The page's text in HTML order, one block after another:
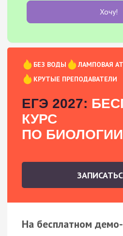
Хочу!
БЕЗ ВОДЫ
ЛАМПОВАЯ
КРУТЫЕ ПРЕПОДАВАТЕЛИ
ЕГЭ 2027:
КУРС
ПО БИОЛОГИИ
На бесплатном